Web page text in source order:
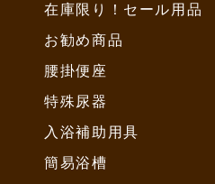
在庫限り！セール用品
お勧め商品
腰掛便座
特殊尿器
入浴補助用具
簡易浴槽